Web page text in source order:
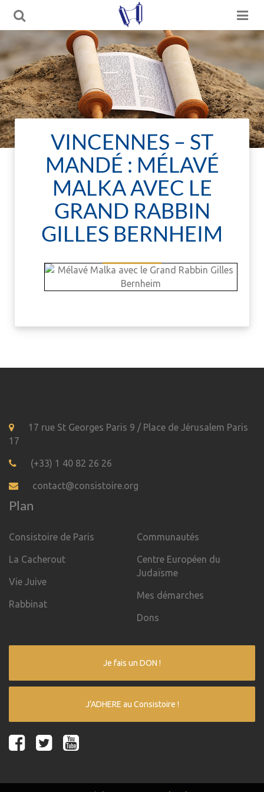
VINCENNES – ST
MANDÉ : MÉLAVÉ
MALKA AVEC LE
GRAND RABBIN
GILLES BERNHEIM
17 rue St Georges Paris 9 / Place de Jérusalem Paris
17
(+33) 1 40 82 26 26
contact@consistoire.org
Plan
Consistoire de Paris
La Cacherout
Vie Juive
Rabbinat
Communautés
Centre Européen du
Judaïsme
Mes démarches
Dons
Je fais un DON !
J'ADHERE au Consistoire !